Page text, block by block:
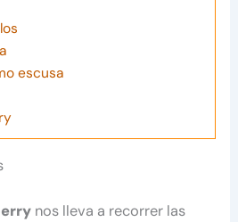
escusa
nos lleva a recorrer las